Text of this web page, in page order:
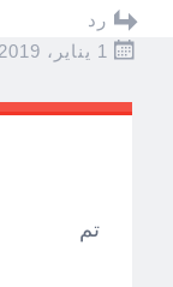
رد
1 يناير، 2019 AT 02:43
تم